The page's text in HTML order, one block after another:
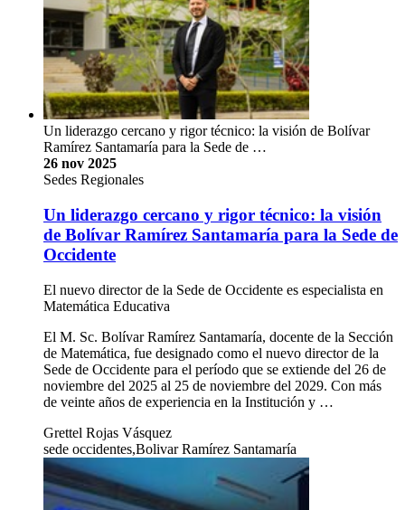
Un liderazgo cercano y rigor técnico: la visión de Bolívar
Ramírez Santamaría para la Sede de …
26 nov 2025
Sedes Regionales
Un liderazgo cercano y rigor técnico: la visión
de Bolívar Ramírez Santamaría para la Sede de
Occidente
El nuevo director de la Sede de Occidente es especialista en
Matemática Educativa
El M. Sc. Bolívar Ramírez Santamaría, docente de la Sección
de Matemática, fue designado como el nuevo director de la
Sede de Occidente para el período que se extiende del 26 de
noviembre del 2025 al 25 de noviembre del 2029. Con más
de veinte años de experiencia en la Institución y …
Grettel Rojas Vásquez
sede occidentes,Bolivar Ramírez Santamaría